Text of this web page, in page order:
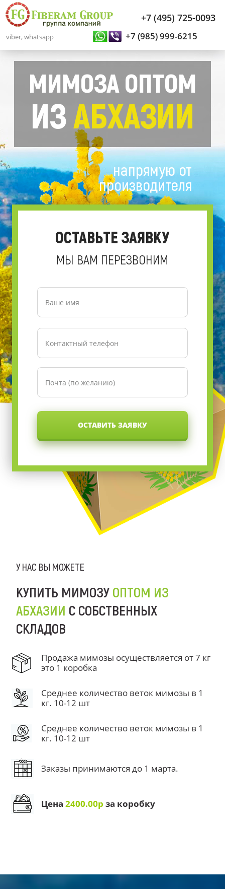
+7 (495) 725-0093
+7 (985) 999-6215
viber, whatsapp
ОСТАВИТЬ ЗАЯВКУ
ОСТАВЬТЕ ЗАЯВКУ
МЫ ВАМ ПЕРЕЗВОНИМ
напрямую от
производителя
МИМОЗА ОПТОМ
ИЗАБХАЗИИ
У НАС ВЫ МОЖЕТЕ
КУПИТЬ МИМОЗУ ОПТОМ ИЗ
АБХАЗИИ С СОБСТВЕННЫХ
СКЛАДОВ
Продажа мимозы осуществляется от 7 кг
это 1 коробка
Среднее количество веток мимозы в 1
кг. 10-12 шт
Среднее количество веток мимозы в 1
кг. 10-12 шт
Заказы принимаются до 1 марта.
Цена2400.00р за коробку